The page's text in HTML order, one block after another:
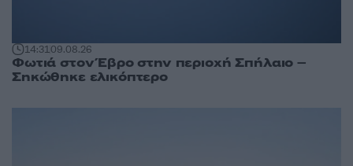
14:3109.08.26
Φωτιά στον Έβρο στην περιοχή Σπήλαιο –
Σηκώθηκε ελικόπτερο